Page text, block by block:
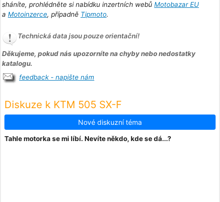
sháníte, prohlédněte si nabídku inzertních webů Motobazar EU
a Motoinzerce, případně Tipmoto.
Technická data jsou pouze orientační!
Děkujeme, pokud nás upozorníte na chyby nebo nedostatky
katalogu.
feedback - napište nám
Diskuze k KTM 505 SX-F
Nové diskuzní téma
Tahle motorka se mi líbí. Nevíte někdo, kde se dá...?